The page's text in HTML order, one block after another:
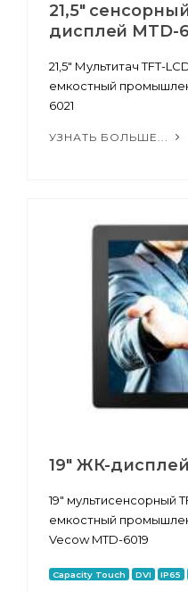
21,5"
дисплей MTD-
21,5" Мультитач TFT-
емкостный
6021
УЗНАТЬ БОЛЬШЕ...
19" ЖК-
19" мультисенсорный
емкостный
Vecow MTD-6019
Capacity Touch DVI IP65